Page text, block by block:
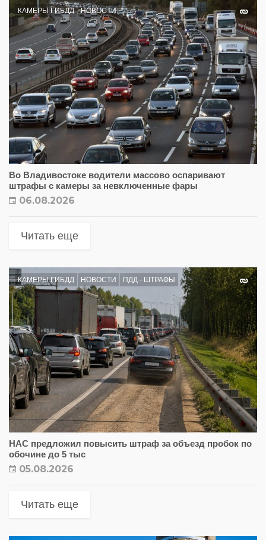
КАМЕРЫ ГИБДД НОВОСТИ
Во Владивостоке водители массово оспаривают
штрафы с камеры за невключенные фары
06.08.2026
Читать еще
КАМЕРЫ ГИБДД НОВОСТИ ПДД - ШТРАФЫ
НАС предложил повысить штраф за объезд пробок по
обочине до 5 тыс
05.08.2026
Читать еще